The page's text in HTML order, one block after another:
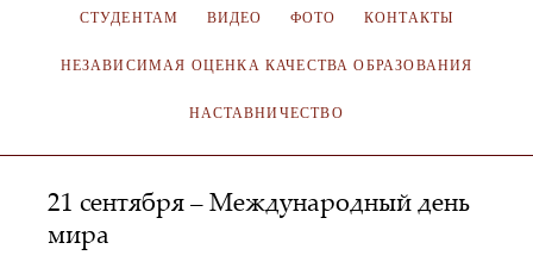
СТУДЕНТАМ ВИДЕО ФОТО КОНТАКТЫ
НЕЗАВИСИМАЯ ОЦЕНКА КАЧЕСТВА ОБРАЗОВАНИЯ
НАСТАВНИЧЕСТВО
21 сентября – Международный день
мира